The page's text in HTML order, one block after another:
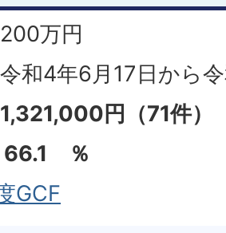
万円
和4年6月17日から
1,321,000円（71件）
66.1
％
GCF